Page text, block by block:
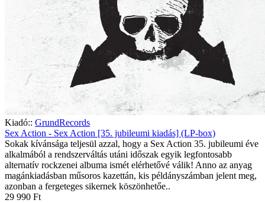
Kiadó:: GrundRecords
Sex Action - Sex Action [35. jubileumi kiadás] (LP-box)
Sokak kívánsága teljesül azzal, hogy a Sex Action 35. jubileumi éve
alkalmából a rendszerváltás utáni időszak egyik legfontosabb
alternatív rockzenei albuma ismét elérhetővé válik! Anno az anyag
magánkiadásban műsoros kazettán, kis példányszámban jelent meg,
azonban a fergeteges sikernek köszönhetőe..
29 990 Ft